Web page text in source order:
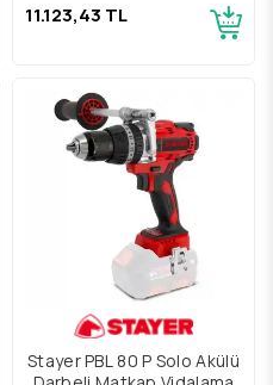
11.123,43 TL
Stayer PBL 80 P Solo Akülü